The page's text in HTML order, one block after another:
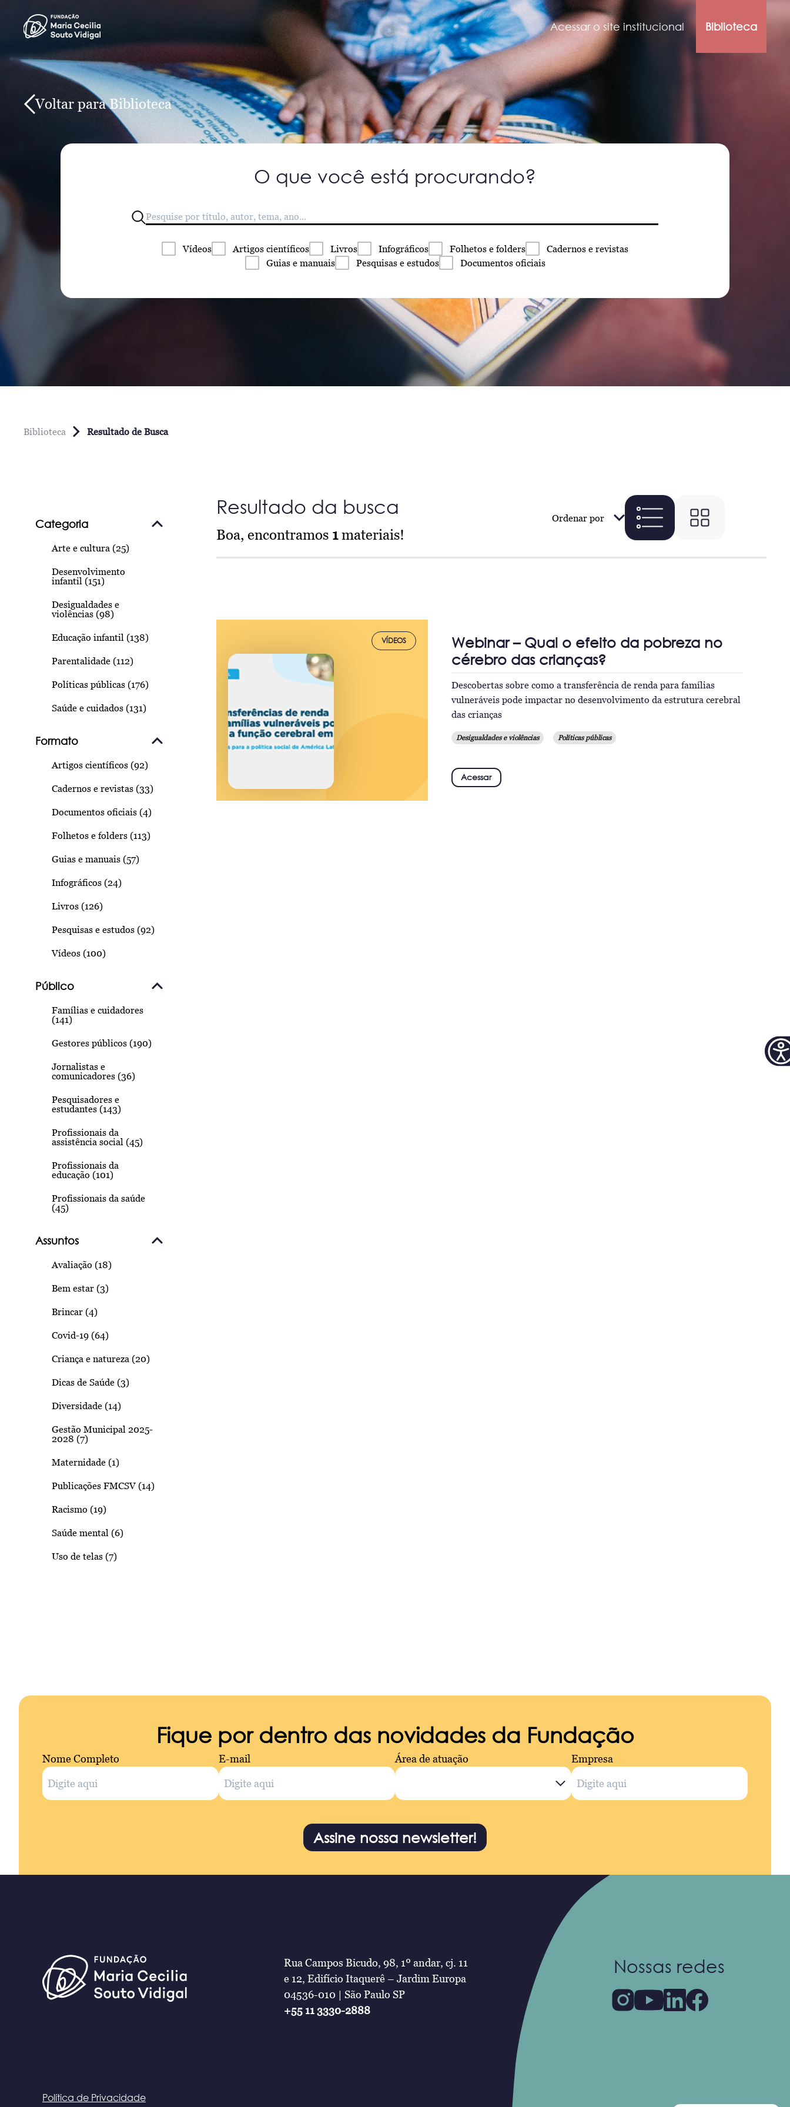
Acessar o site institucional Biblioteca
Voltar para Biblioteca
O que você está procurando?
Vídeos Artigos científicos Livros Infográficos Folhetos e folders Cadernos e revistas
Guias e manuais Pesquisas e estudos Documentos oficiais
Biblioteca Resultado de Busca
Categoria
Arte e cultura (25)
Desenvolvimento
infantil (151)
Desigualdades e
violências (98)
Educação infantil (138)
Parentalidade (112)
Políticas públicas (176)
Saúde e cuidados (131)
Formato
Artigos científicos (92)
Cadernos e revistas (33)
Documentos oficiais (4)
Folhetos e folders (113)
Guias e manuais (57)
Infográficos (24)
Livros (126)
Pesquisas e estudos (92)
Vídeos (100)
Público
Famílias e cuidadores
(141)
Gestores públicos (190)
Jornalistas e
comunicadores (36)
Pesquisadores e
estudantes (143)
Profissionais da
assistência social (45)
Profissionais da
educação (101)
Profissionais da saúde
(45)
Assuntos
Avaliação (18)
Bem estar (3)
Brincar (4)
Covid-19 (64)
Criança e natureza (20)
Dicas de Saúde (3)
Diversidade (14)
Gestão Municipal 2025-
2028 (7)
Maternidade (1)
Publicações FMCSV (14)
Racismo (19)
Saúde mental (6)
Uso de telas (7)
Resultado da busca
Boa, encontramos 1materiais!
Ordenar por
VÍDEOS
Webinar – Qual o efeito da pobreza no
cérebro das crianças?
Descobertas sobre como a transferência de renda para famílias
vulneráveis pode impactar no desenvolvimento da estrutura cerebral
das crianças
Desigualdades e violências Políticas públicas
Acessar
Fique por dentro das novidades da Fundação
Nome Completo E-mail Área de atuação Empresa
Assine nossa newsletter!
Rua Campos Bicudo, 98, 1º andar, cj. 11
e 12, Edifício Itaquerê – Jardim Europa
04536-010 | São Paulo SP
+55 11 3330-2888
Nossas redes
Política de Privacidade